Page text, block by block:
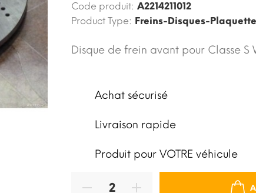
Code produit: A2214211012
Product Type: Freins-Disques-
Disque de frein avant pour Classe S
Achat sécurisé
Livraison rapide
Produit pour VOTRE véhicule